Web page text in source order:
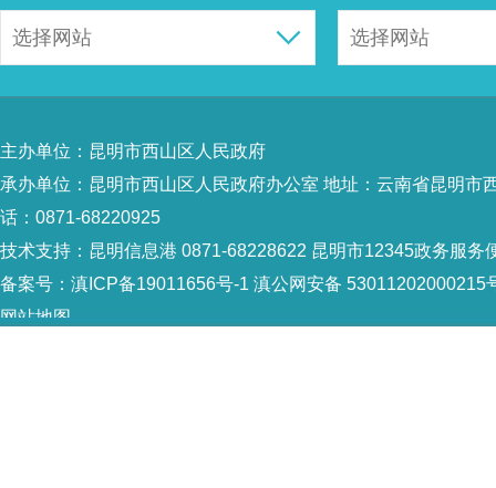
主办单位：昆明市西山区人民政府
承办单位：昆明市西山区人民政府办公室 地址：云南省昆明市
话：0871-68220925
技术支持： 昆明信息港 0871-68228622 昆明市12345政务服务
备案号： 滇ICP备19011656号-1 滇公网安备 53011202000215
网站地图